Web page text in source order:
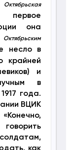
Октябрьская
она
Октябрьским
несло в
крайней
и
в
года.
ВЦИК